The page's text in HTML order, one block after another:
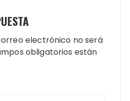
electrónico no será
obligatorios están